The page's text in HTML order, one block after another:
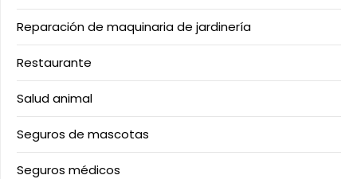
Reparación de maquinaria de jardinería
Restaurante
Salud animal
Seguros de mascotas
Seguros médicos